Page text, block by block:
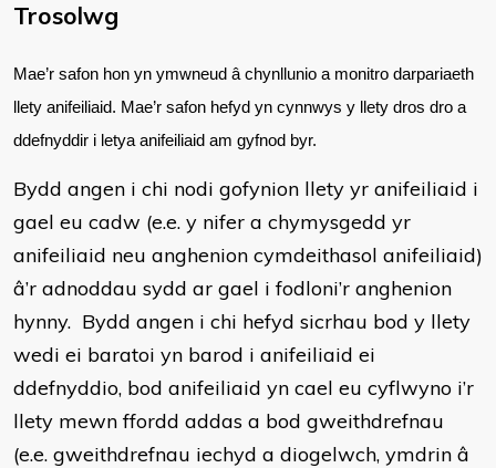
Trosolwg
Mae’r safon hon yn ymwneud â chynllunio a monitro darpariaeth
llety anifeiliaid. Mae’r safon hefyd yn cynnwys y llety dros dro a
ddefnyddir i letya anifeiliaid am gyfnod byr.
Bydd angen i chi nodi gofynion llety yr anifeiliaid i
gael eu cadw (e.e. y nifer a chymysgedd yr
anifeiliaid neu anghenion cymdeithasol anifeiliaid)
â’r adnoddau sydd ar gael i fodloni’r anghenion
hynny. Bydd angen i chi hefyd sicrhau bod y llety
wedi ei baratoi yn barod i anifeiliaid ei
ddefnyddio, bod anifeiliaid yn cael eu cyflwyno i’r
llety mewn ffordd addas a bod gweithdrefnau
(e.e. gweithdrefnau iechyd a diogelwch, ymdrin â